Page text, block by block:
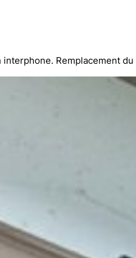
interphone. Remplacement